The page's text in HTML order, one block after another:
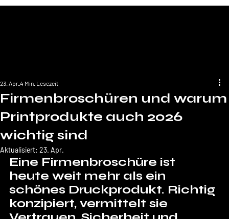
Firmenbroschüren und warum
Printprodukte auch 2026
wichtig sind
23. Apr. 4 Min. Lesezeit
Aktualisiert: 23. Apr.
Eine Firmenbroschüre ist
heute weit mehr als ein
schönes Druckprodukt. Richtig
konzipiert, vermittelt sie